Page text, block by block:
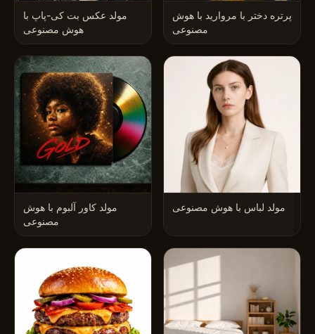
مولد عکس بت کی-پاپ با
هوش مصنوعی
پرتره دختر با مروارید با هوش
مصنوعی
مولد کاور آلبوم با هوش
مصنوعی
مولد لباس با هوش مصنوعی